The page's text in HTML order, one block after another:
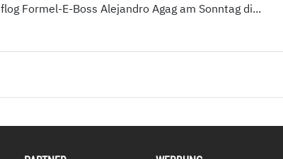
flog Formel-E-Boss Alejandro Agag am Sonntag di...